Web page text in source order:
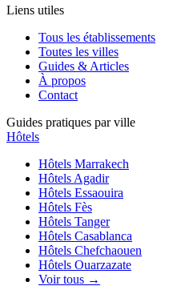
Liens utiles
Tous les établissements
Toutes les villes
Guides & Articles
À propos
Contact
Guides pratiques par ville
Hôtels
Hôtels Marrakech
Hôtels Agadir
Hôtels Essaouira
Hôtels Fès
Hôtels Tanger
Hôtels Casablanca
Hôtels Chefchaouen
Hôtels Ouarzazate
Voir tous →